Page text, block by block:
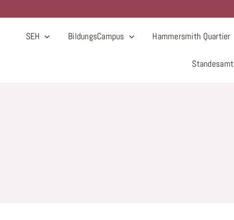
SEH BildungsCampus Hammersmith Quartier
Standesamt